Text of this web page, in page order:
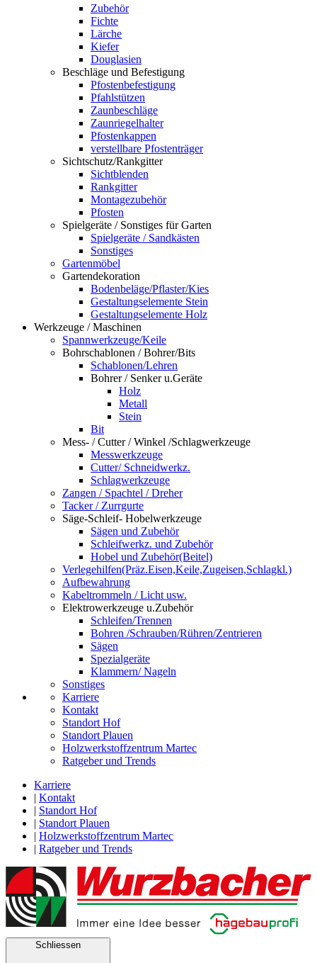
Zubehör
Fichte
Lärche
Kiefer
Douglasien
Beschläge und Befestigung
Pfostenbefestigung
Pfahlstützen
Zaunbeschläge
Zaunriegelhalter
Pfostenkappen
verstellbare Pfostenträger
Sichtschutz/Rankgitter
Sichtblenden
Rankgitter
Montagezubehör
Pfosten
Spielgeräte / Sonstiges für Garten
Spielgeräte / Sandkästen
Sonstiges
Gartenmöbel
Gartendekoration
Bodenbeläge/Pflaster/Kies
Gestaltungselemente Stein
Gestaltungselemente Holz
Werkzeuge / Maschinen
Spannwerkzeuge/Keile
Bohrschablonen / Bohrer/Bits
Schablonen/Lehren
Bohrer / Senker u.Geräte
Holz
Metall
Stein
Bit
Mess- / Cutter / Winkel /Schlagwerkzeuge
Messwerkzeuge
Cutter/ Schneidwerkz.
Schlagwerkzeuge
Zangen / Spachtel / Dreher
Tacker / Zurrgurte
Säge-Schleif- Hobelwerkzeuge
Sägen und Zubehör
Schleifwerkz. und Zubehör
Hobel und Zubehör(Beitel)
Verlegehilfen(Präz.Eisen,Keile,Zugeisen,Schlagkl.)
Aufbewahrung
Kabeltrommeln / Licht usw.
Elektrowerkzeuge u.Zubehör
Schleifen/Trennen
Bohren /Schrauben/Rühren/Zentrieren
Sägen
Spezialgeräte
Klammern/ Nageln
Sonstiges
Karriere
Kontakt
Standort Hof
Standort Plauen
Holzwerkstoffzentrum Martec
Ratgeber und Trends
Karriere
| Kontakt
| Standort Hof
| Standort Plauen
| Holzwerkstoffzentrum Martec
| Ratgeber und Trends
Schliessen